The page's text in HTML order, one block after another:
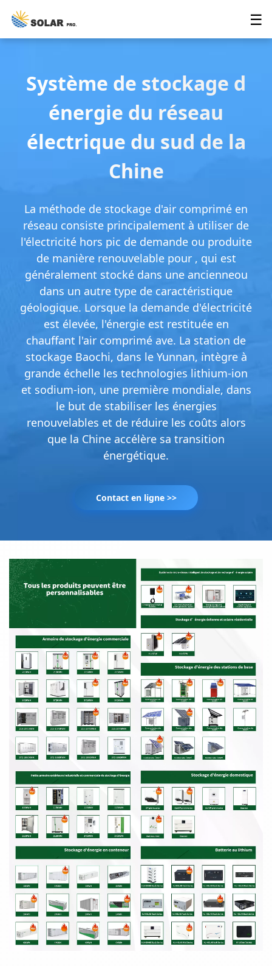
☰
Système de stockage d
énergie du réseau
électrique du sud de la
Chine
La méthode de stockage d'air comprimé en
réseau consiste principalement à utiliser de
l'électricité hors pic de demande ou produite
de manière renouvelable pour , qui est
généralement stocké dans une ancienneou
dans un autre type de caractéristique
géologique. Lorsque la demande d'électricité
est élevée, l'énergie est restituée en
chauffant l'air comprimé ave. La station de
stockage Baochi, dans le Yunnan, intègre à
grande échelle les technologies lithium-ion
et sodium-ion, une première mondiale, dans
le but de stabiliser les énergies
renouvelables et de réduire les coûts alors
que la Chine accélère sa transition
énergétique.
Contact en ligne >>